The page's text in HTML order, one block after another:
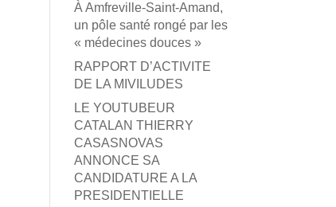
À Amfreville-Saint-Amand,
un pôle santé rongé par les
« médecines douces »
RAPPORT D’ACTIVITE
DE LA MIVILUDES
LE YOUTUBEUR
CATALAN THIERRY
CASASNOVAS
ANNONCE SA
CANDIDATURE A LA
PRESIDENTIELLE